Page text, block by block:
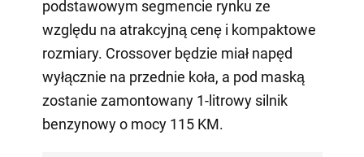
podstawowym segmencie rynku ze
względu na atrakcyjną cenę i kompaktowe
rozmiary. Crossover będzie miał napęd
wyłącznie na przednie koła, a pod maską
zostanie zamontowany 1-litrowy silnik
benzynowy o mocy 115 KM.